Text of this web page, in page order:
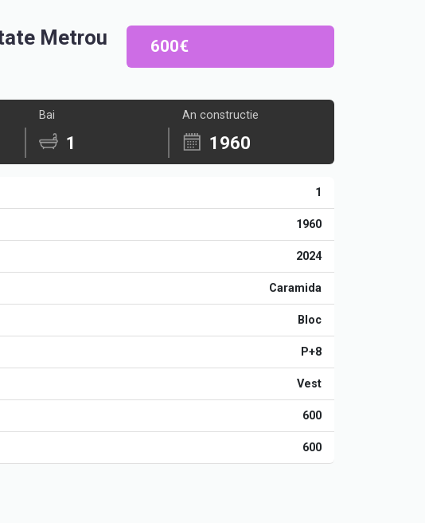
Metrou 600€
Bai
1
An constructie
1960
1
1960
2024
Caramida
Bloc
P+8
Vest
600
600